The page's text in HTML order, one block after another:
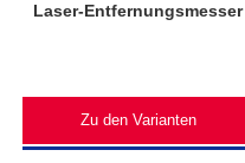
Laser-Entfernungsmesser
Zu den Varianten